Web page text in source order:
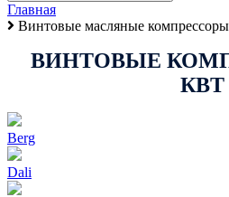
Главная
Винтовые масляные компрессоры
ВИНТОВЫЕ
КВТ
Berg
Dali